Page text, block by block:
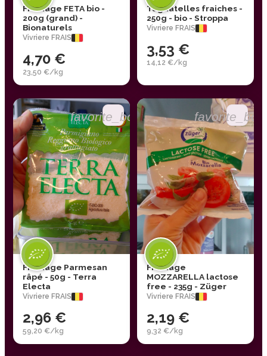
Fromage FETA bio -
200g (grand) -
Bionaturels
Vivriere FRAIS
4,70 €
23,50 €/kg
Tagliatelles fraiches -
250g - bio - Stroppa
Vivriere FRAIS
3,53 €
14,12 €/kg
favorite_border
Fromage Parmesan
râpé - 50g - Terra
Electa
Vivriere FRAIS
2,96 €
59,20 €/kg
Fromage
MOZZARELLA lactose
free - 235g - Züger
Vivriere FRAIS
2,19 €
9,32 €/kg